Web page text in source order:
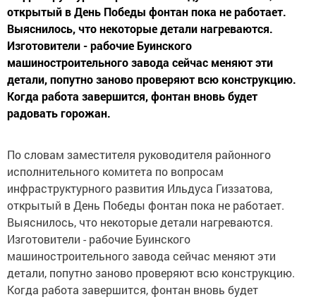
открытый в День Победы фонтан пока не работает.
Выяснилось, что некоторые детали нагреваются.
Изготовители - рабочие Буинского
машиностроительного завода сейчас меняют эти
детали, попутно заново проверяют всю конструкцию.
Когда работа завершится, фонтан вновь будет
радовать горожан.
По словам заместителя руководителя районного
исполнительного комитета по вопросам
инфраструктурного развития Ильдуса Гиззатова,
открытый в День Победы фонтан пока не работает.
Выяснилось, что некоторые детали нагреваются.
Изготовители - рабочие Буинского
машиностроительного завода сейчас меняют эти
детали, попутно заново проверяют всю конструкцию.
Когда работа завершится, фонтан вновь будет